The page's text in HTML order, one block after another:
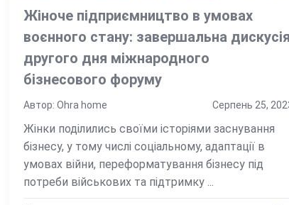
Жіноче підприємництво в умовах
воєнного стану: завершальна
другого дня міжнародного
бізнесового форуму
Автор: Ohra home Серпень 25,
Жінки поділились своїми історіями заснування
бізнесу, у тому числі соціальному, адаптації в
умовах війни, переформатування бізнесу під
потреби військових та підтримку ...